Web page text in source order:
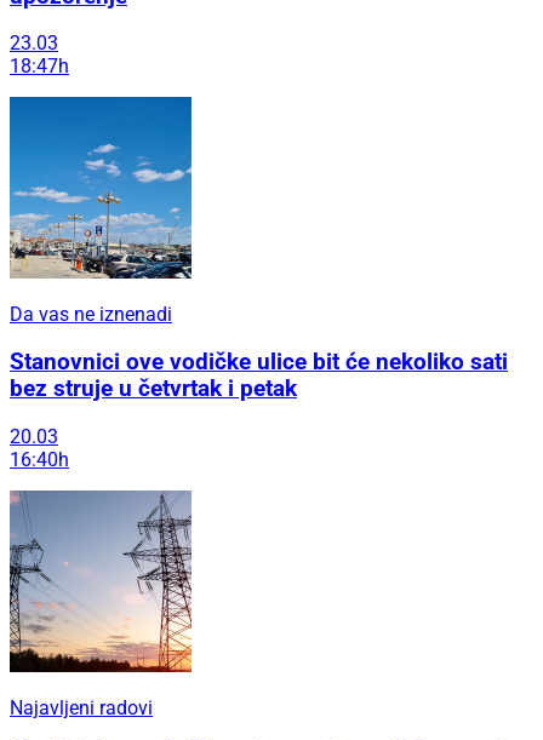
23.03
18:47h
Da vas ne iznenadi
Stanovnici ove vodičke ulice bit će nekoliko sati
bez struje u četvrtak i petak
20.03
16:40h
Najavljeni radovi